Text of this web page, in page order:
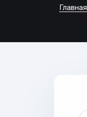
Главная